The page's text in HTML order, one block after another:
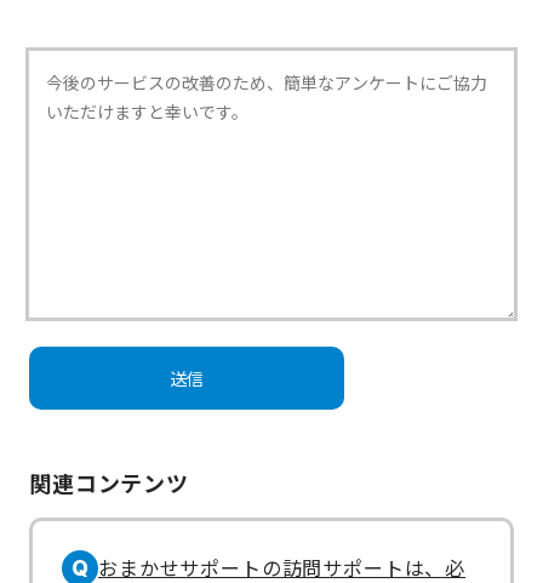
関連コンテンツ
Q おまかせサポートの訪問サポートは、必